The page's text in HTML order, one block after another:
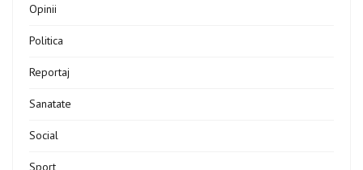
Opinii
Politica
Reportaj
Sanatate
Social
Sport